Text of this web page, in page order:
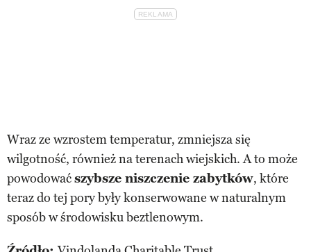
Wraz ze wzrostem temperatur, zmniejsza się
wilgotność, również na terenach wiejskich. A to może
powodowaćszybsze niszczenie zabytków, które
teraz do tej pory były konserwowane w naturalnym
sposób w środowisku beztlenowym.